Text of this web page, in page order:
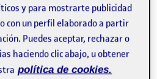
CLARISÓ VILADROSA, MAITE
Ingeniería Informática Estudios de
de la UOC / Director de programa
de Software de los Estudios de
de la UOC / Profesora de los
la Educación de la UOC
y para mostrarte publicidad
con un perfil elaborado a partir
Puedes aceptar, rechazar o
haciendo clic abajo, u obtener
política de cookies.